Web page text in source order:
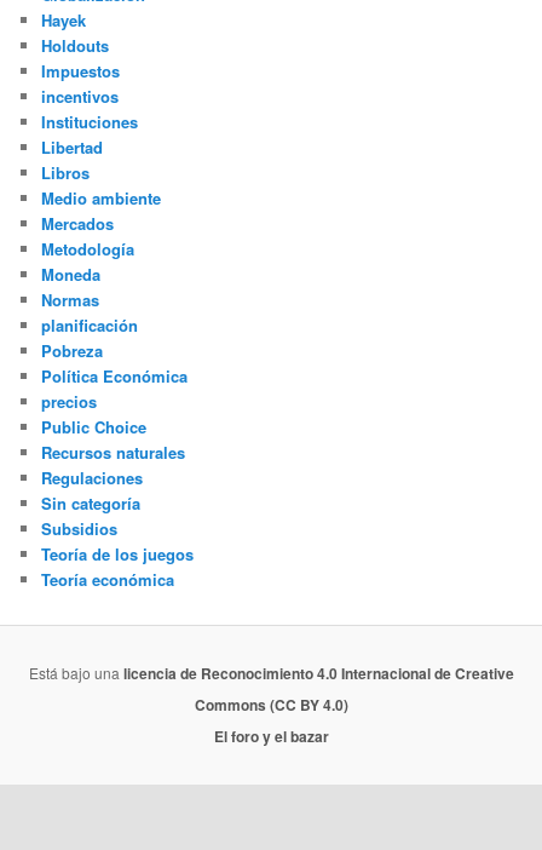
Hayek
Holdouts
Impuestos
incentivos
Instituciones
Libertad
Libros
Medio ambiente
Mercados
Metodología
Moneda
Normas
planificación
Pobreza
Política Económica
precios
Public Choice
Recursos naturales
Regulaciones
Sin categoría
Subsidios
Teoría de los juegos
Teoría económica
Está bajo una licencia de Reconocimiento 4.0 Internacional de Creative
Commons (CC BY 4.0)
El foro y el bazar